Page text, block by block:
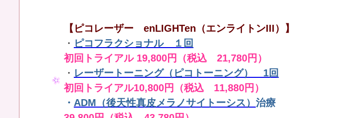
【ピコレーザー enLIGHTen（エンライトンIII）】
・ ピコフラクショナル １回
初回トライアル 19,800円（税込 21,780円）
・ レーザートーニング（ピコトーニング） 1回
初回トライアル10,800円（税込 11,880円）
・ ADM（後天性真皮メラノサイトーシス） 治療